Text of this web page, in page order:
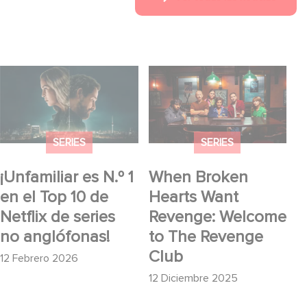
SERIES
¡Unfamiliar es N.º 1
en el Top 10 de
Netflix de series
no anglófonas!
12 Febrero 2026
¡Unfamiliar es N.º 1 en
el Top 10 de Netflix de
series no anglófonas!
SERIES
When Broken
Hearts Want
Revenge: Welcome
to The Revenge
Club
12 Diciembre 2025
When Broken Hearts
Want Revenge:
Welcome to The
Revenge Club